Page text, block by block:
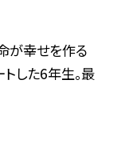
が幸せを作る
した6年生。最